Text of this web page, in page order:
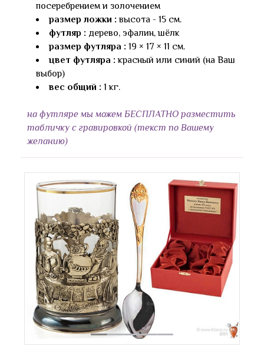
посеребрением и золочением
размер ложки : высота - 15 см.
футляр : дерево, эфалин, шёлк
размер футляра : 19 × 17 × 11 см.
цвет футляра : красный или синий (на Ваш
выбор)
вес общий : 1 кг.
на футляре мы можем БЕСПЛАТНО разместить
табличку с гравировкой (текст по Вашему
желанию)